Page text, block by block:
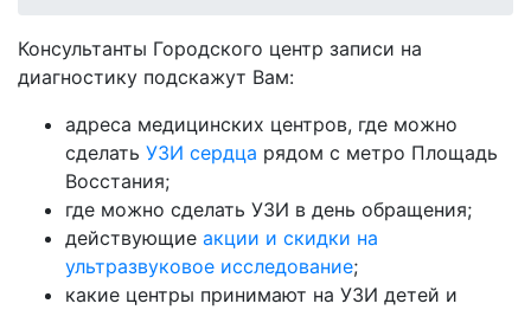
Консультанты Городского центр записи на
диагностику подскажут Вам:
адреса медицинских центров, где можно
сделать УЗИ сердца рядом с метро Площадь
Восстания;
где можно сделать УЗИ в день обращения;
действующие акции и скидки на
ультразвуковое исследование;
какие центры принимают на УЗИ детей и